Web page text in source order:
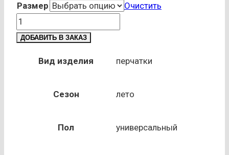
Размер
Очистить
Количество
товара
ДОБАВИТЬ В ЗАКАЗ
Вид изделия перчатки
Сезон лето
Пол универсальный